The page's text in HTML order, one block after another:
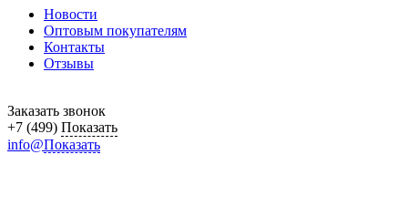
Новости
Оптовым покупателям
Контакты
Отзывы
Заказать звонок
+7 (499) Показать
info@Показать